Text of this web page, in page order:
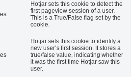
Hotjar sets this cookie to detect the
first pageview session of a user.
This is a True/False flag set by the
cookie.
Hotjar sets this cookie to identify a
new user’s first session. It stores a
true/false value, indicating whether
it was the first time Hotjar saw this
user.